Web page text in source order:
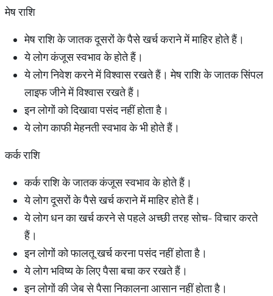
मेष राशि
मेष राशि के जातक दूसरों के पैसे खर्च कराने में माहिर होते हैं।
ये लोग कंजूस स्वभाव के होते हैं।
ये लोग निवेश करने में विश्वास रखते हैं। मेष राशि के जातक सिंपल
लाइफ जीने में विश्वास रखते हैं।
इन लोगों को दिखावा पसंद नहीं होता है।
ये लोग काफी मेहनती स्वभाव के भी होते हैं।
कर्क राशि
कर्क राशि के जातक कंजूस स्वभाव के होते हैं।
ये लोग दूसरों के पैसे खर्च कराने में माहिर होते हैं।
ये लोग धन का खर्च करने से पहले अच्छी तरह सोच- विचार करते
हैं।
इन लोगों को फालतू खर्च करना पसंद नहीं होता है।
ये लोग भविष्य के लिए पैसा बचा कर रखते हैं।
इन लोगों की जेब से पैसा निकालना आसान नहीं होता है।